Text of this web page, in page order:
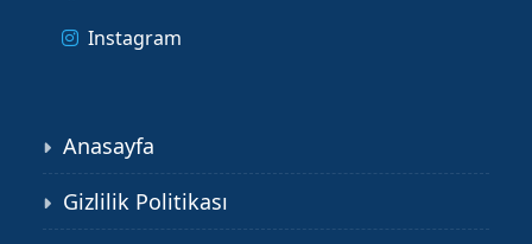
Instagram
Anasayfa
Gizlilik Politikası